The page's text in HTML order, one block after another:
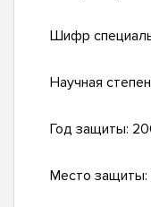
Шифр
Научная
Год защиты:
Место защиты: